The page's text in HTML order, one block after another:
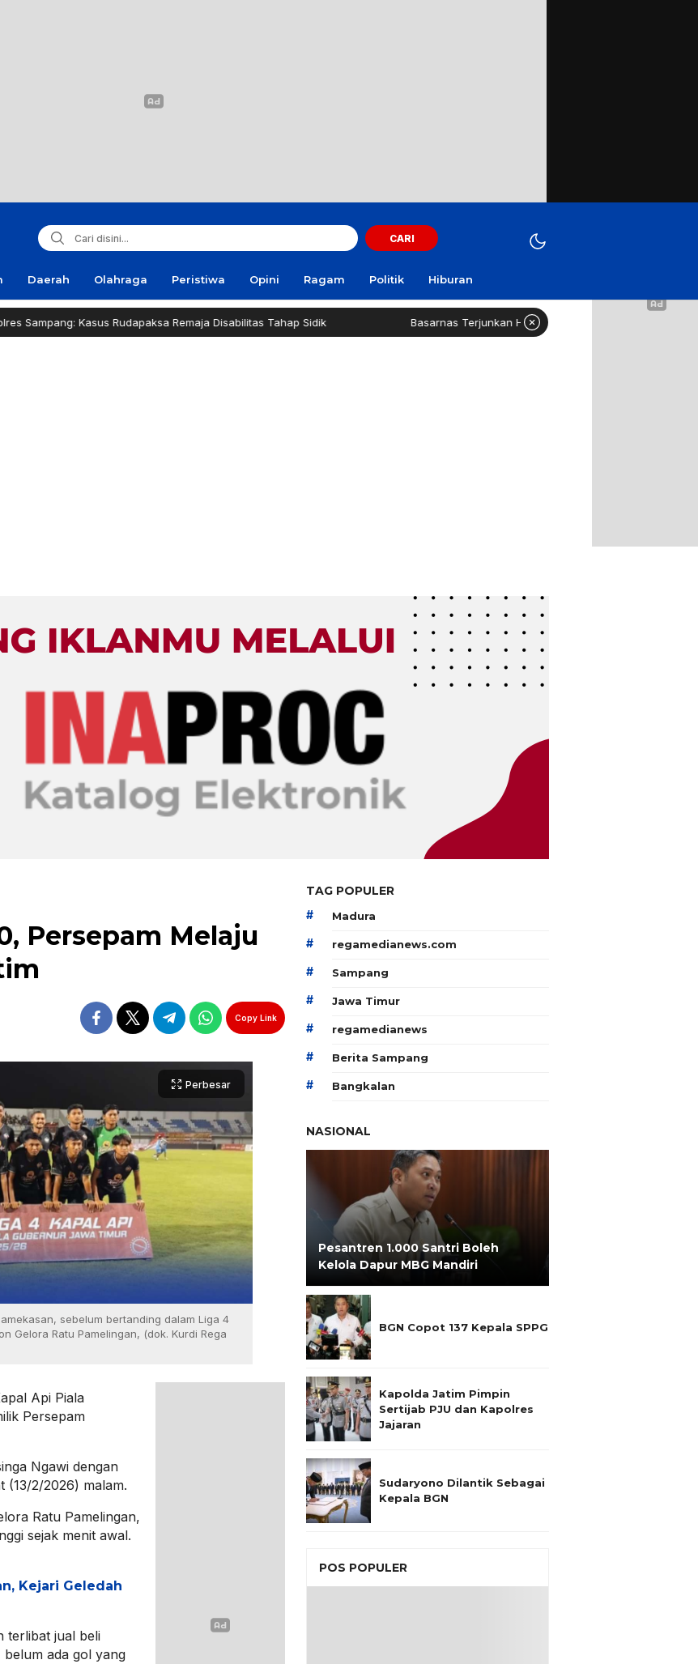
CARI
Daerah Olahraga Peristiwa Opini Ragam Politik Hiburan
Kasus Rudapaksa Remaja Disabilitas Tahap Sidik Basarnas Terjunkan Helikopter Sisir Bangkai KMP Mutiara Sentosa II
Persepam Melaju
Copy Link
Perbesar
sebelum bertanding dalam Liga 4
Gelora Ratu Pamelingan, (dok. Kurdi Rega
Api Piala
Persepam
Ngawi dengan
(13/2/2026) malam.
Ratu Pamelingan,
sejak menit awal.
Kejari Geledah
terlibat jual beli
ada gol yang
TAG POPULER
# Madura
# regamedianews.com
# Sampang
# Jawa Timur
# regamedianews
# Berita Sampang
# Bangkalan
NASIONAL
Pesantren 1.000 Santri Boleh
Kelola Dapur MBG Mandiri
BGN Copot 137 Kepala SPPG
Kapolda Jatim Pimpin
Sertijab PJU dan Kapolres
Jajaran
Sudaryono Dilantik Sebagai
Kepala BGN
POS POPULER